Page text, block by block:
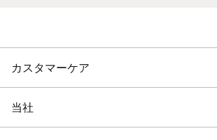
カスタマーケア
当社